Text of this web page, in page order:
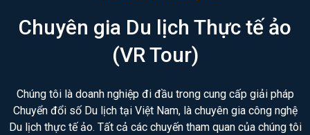
Chuyên gia Du lịch Thực tế ảo
(VR Tour)
Chúng tôi là doanh nghiệp đi đầu trong cung cấp giải pháp
Chuyển đổi số Du lịch tại Việt Nam, là chuyên gia công nghệ
Du lịch thực tế ảo. Tất cả các chuyến tham quan của chúng tôi